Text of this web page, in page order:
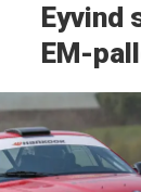
Eyvind
EM-